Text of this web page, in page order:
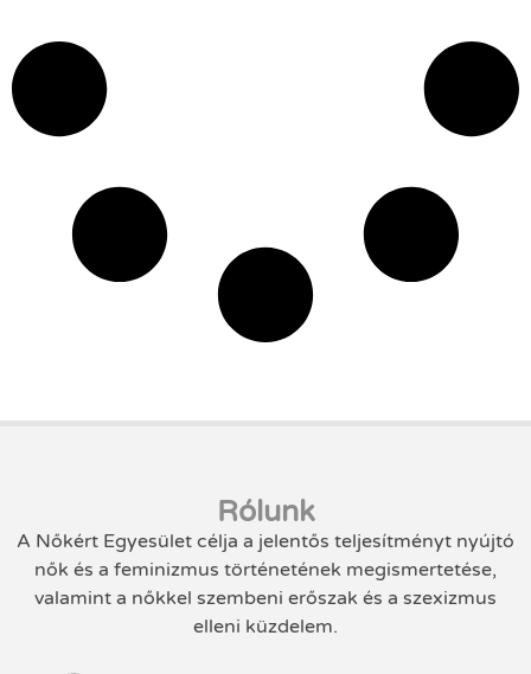
Rólunk
A Nőkért Egyesület célja a jelentős teljesítményt nyújtó
nők és a feminizmus történetének megismertetése,
valamint a nőkkel szembeni erőszak és a szexizmus
elleni küzdelem.